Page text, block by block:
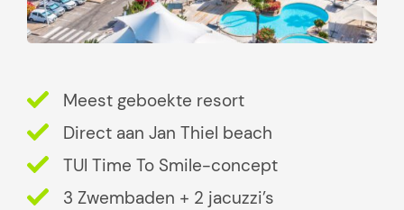
n
i
m
a
m
i
Meest geboekte resort
Direct aan Jan Thiel beach
TUI Time To Smile-concept
3 Zwembaden + 2 jacuzzi’s